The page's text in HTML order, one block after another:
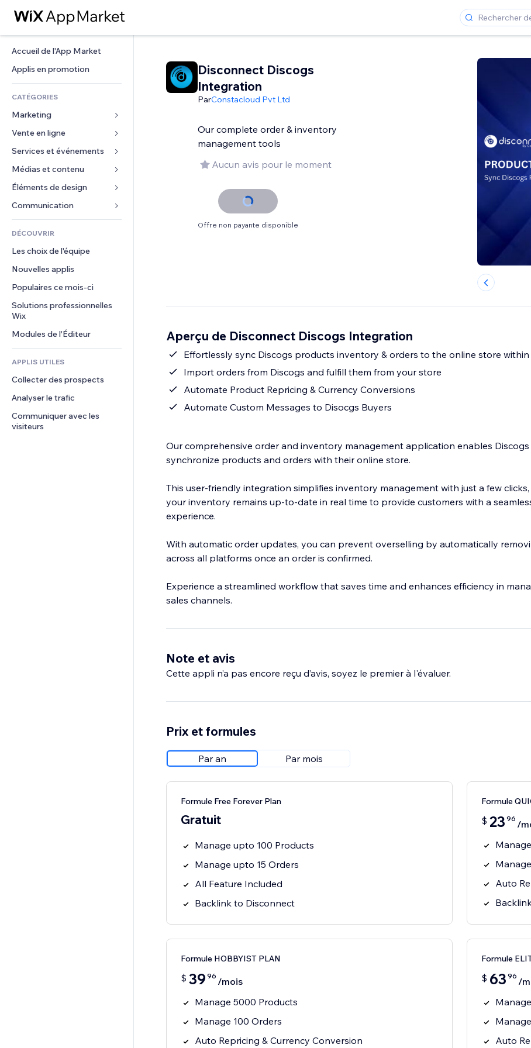
Accueil de l'App Market
Applis en promotion
CATÉGORIES
Marketing
Publicités
Mobile
Données analytiques
Réseaux sociaux
Classement de sites
E-mail
Vente en ligne
Applis pour les boutiques
Expédition et livraison
Boutons Vente
Comptabilité
Coupons et fidélisation
Solutions d'entreposage
Financement participatif
Alimentation et boissons
Services et événements
Hôtels
Événements
Restaurants
Immobilier
Réservations
Médias et contenu
Galerie
Musique
Podcasts
Photographie
Vidéo
PDF
Partage de fichiers
Actualités
Services de contenu
Effets de texte
Éléments de design
Cartes et navigation
Confidentialité
Horloge
Modèles de pages
Effets sur images
Boutons et menus
Bannières et badges
Calculateurs
Rechercher
Formulaires
Sondages
Chat
Commentaires
Téléphone
Communauté
Avis et commentaires
DÉCOUVRIR
Les choix de l'équipe
Nouvelles applis
Populaires ce mois‑ci
Solutions professionnelles
Wix
Modules de l'Éditeur
APPLIS UTILES
Collecter des prospects
Analyser le trafic
Communiquer avec les
visiteurs
Disconnect Discogs
Integration
ParConstacloud Pvt Ltd
Our complete order & inventory
management tools
Aucun avis pour le moment
Offre non payante disponible
Aperçu de Disconnect Discogs Integration
Effortlessly sync Discogs products inventory & orders to the online store within
Import orders from Discogs and fulfill them from your store
Automate Product Repricing & Currency Conversions
Automate Custom Messages to Disocgs Buyers
Our comprehensive order and inventory management application enables
synchronize products and orders with their online store.
This user-friendly integration simplifies inventory management with just a few
your inventory remains up-to-date in real time to provide customers with a
experience.
With automatic order updates, you can prevent overselling by automatically
across all platforms once an order is confirmed.
Experience a streamlined workflow that saves time and enhances efficiency in
sales channels.
Note et avis
Cette appli n’a pas encore reçu d’avis, soyez le premier à l'évaluer.
Prix et formules
Par an Par mois
Formule Free Forever Plan
Gratuit
Manage upto 100 Products
Manage upto 15 Orders
All Feature Included
Backlink to Disconnect
Formule
$ 23 96 /
Auto
Formule HOBBYIST PLAN
$ 39 96 /mois
Manage 5000 Products
Manage 100 Orders
Auto Repricing & Currency Conversion
Formule
$ 63 96 /
Auto